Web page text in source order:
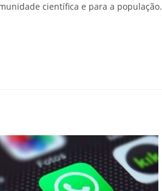
científica e para a população.